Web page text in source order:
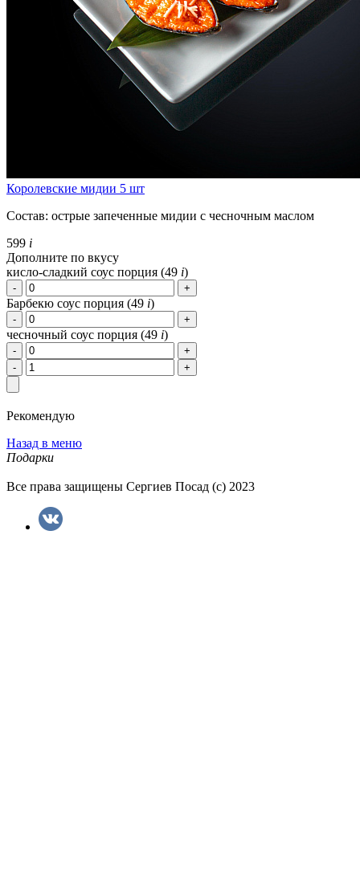
Королевские мидии 5 шт
Состав: острые запеченные мидии с чесночным маслом
599 i
Дополните по вкусу
кисло-сладкий соус порция (49 i)
Барбекю соус порция (49 i)
чесночный соус порция (49 i)
Рекомендую
Назад в меню
Подарки
Все права защищены Сергиев Посад (с) 2023